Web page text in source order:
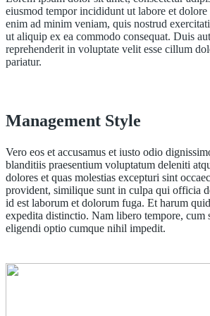
eiusmod tempor incididunt ut labore et
enim ad minim veniam, quis nostrud
ut aliquip ex ea commodo consequat. Duis
reprehenderit in voluptate velit esse cillum
pariatur.
Management Style
Vero eos et accusamus et iusto odio
blanditiis praesentium voluptatum deleniti
dolores et quas molestias excepturi sint
provident, similique sunt in culpa qui officia
id est laborum et dolorum fuga. Et harum
expedita distinctio. Nam libero tempore, cum
eligendi optio cumque nihil impedit.